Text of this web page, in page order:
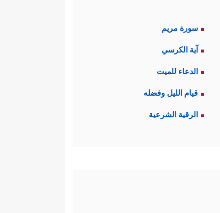
سورة مريم
آية الكرسي
الدعاء للميت
قيام الليل وفضله
الرقية الشرعية